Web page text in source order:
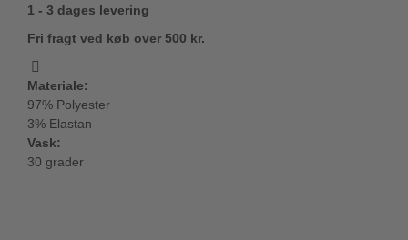
1 - 3 dages levering
Fri fragt ved køb over 500 kr.
Materiale:
97% Polyester
3% Elastan
Vask:
30 grader